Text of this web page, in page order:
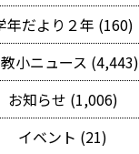
年だより２年 (160)
小ニュース (4,443)
お知らせ (1,006)
イベント (21)